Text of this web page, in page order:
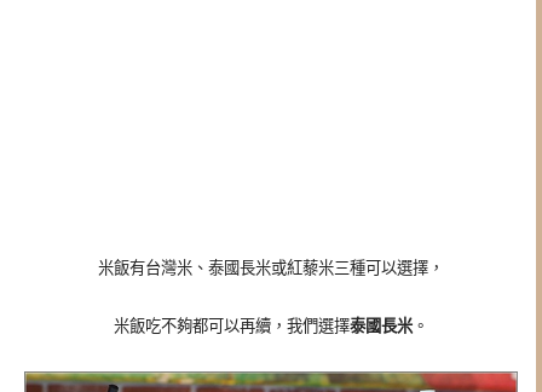
米飯有台灣米、泰國長米或紅藜米三種可以選擇，
米飯吃不夠都可以再續，我們選擇泰國長米 。